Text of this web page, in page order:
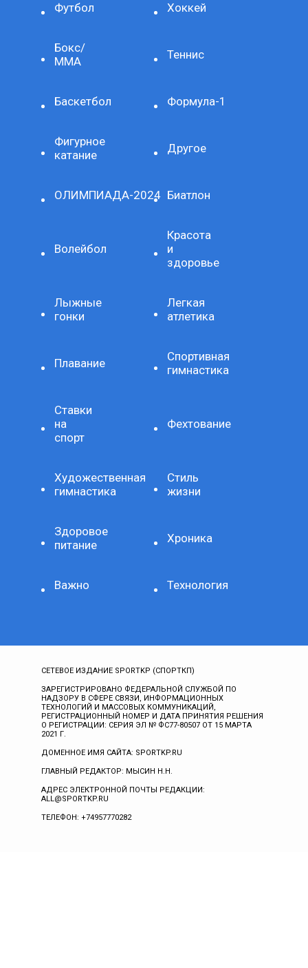
Футбол Хоккей
Бокс/
ММА
Теннис
Баскетбол Формула-1
Фигурное
катание
Другое
ОЛИМПИАДА-2024 Биатлон
Волейбол
Красота
и
здоровье
Лыжные
гонки
Легкая
атлетика
Плавание
Спортивная
гимнастика
Ставки
на
спорт
Фехтование
Художественная
гимнастика
Стиль
жизни
Здоровое
питание
Хроника
Важно Технология
СЕТЕВОЕ ИЗДАНИЕ SPORTKP (СПОРТКП)
ЗАРЕГИСТРИРОВАНО ФЕДЕРАЛЬНОЙ СЛУЖБОЙ ПО
НАДЗОРУ В СФЕРЕ СВЯЗИ, ИНФОРМАЦИОННЫХ
ТЕХНОЛОГИЙ И МАССОВЫХ КОММУНИКАЦИЙ,
РЕГИСТРАЦИОННЫЙ НОМЕР И ДАТА ПРИНЯТИЯ РЕШЕНИЯ
О РЕГИСТРАЦИИ: СЕРИЯ ЭЛ № ФС77-80507 ОТ 15 МАРТА
2021 Г.
ДОМЕННОЕ ИМЯ САЙТА: SPORTKP.RU
ГЛАВНЫЙ РЕДАКТОР: МЫСИН Н.Н.
АДРЕС ЭЛЕКТРОННОЙ ПОЧТЫ РЕДАКЦИИ:
ALL@SPORTKP.RU
ТЕЛЕФОН: +74957770282